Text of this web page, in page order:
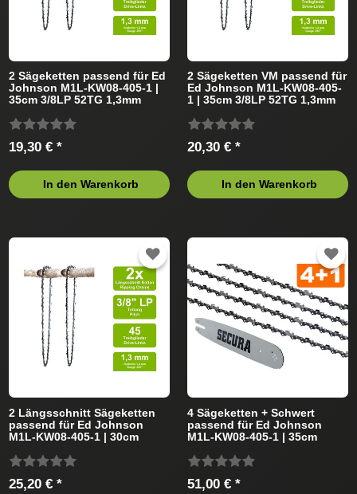
2 Sägeketten passend für Ed
Johnson M1L-KW08-405-1 |
35cm 3/8LP 52TG 1,3mm
19,30 € *
In den Warenkorb
2 Sägeketten VM passend für
Ed Johnson M1L-KW08-405-
1 | 35cm 3/8LP 52TG 1,3mm
20,30 € *
In den Warenkorb
2 Längsschnitt Sägeketten
passend für Ed Johnson
M1L-KW08-405-1 | 30cm
25,20 € *
4 Sägeketten + Schwert
passend für Ed Johnson
M1L-KW08-405-1 | 35cm
51,00 € *